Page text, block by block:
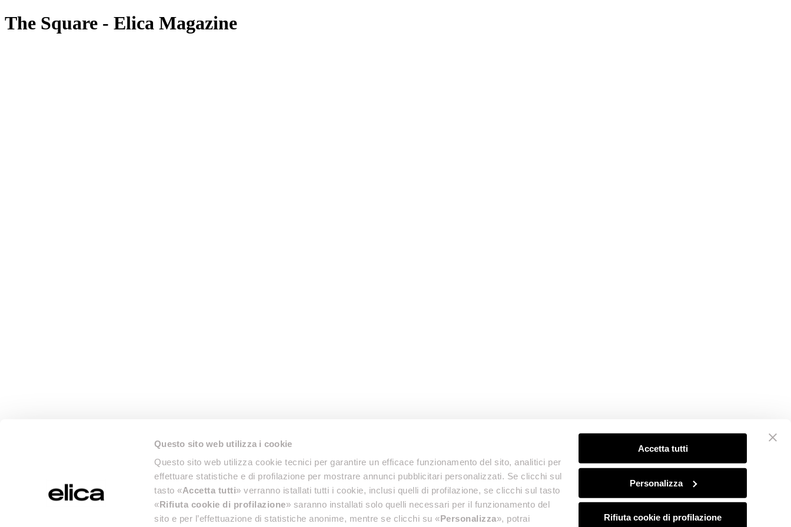
Questo sito web utilizza i cookie
Questo sito web utilizza cookie tecnici per garantire un efficace funzionamento del sito, analitici per
effettuare statistiche e di profilazione per mostrare annunci pubblicitari personalizzati. Se clicchi sul
tasto «Accetta tutti» verranno istallati tutti i cookie, inclusi quelli di profilazione, se clicchi sul tasto
«Rifiuta cookie di profilazione» saranno installati solo quelli necessari per il funzionamento del
sito e per l’effettuazione di statistiche anonime, mentre se clicchi su «Personalizza», potrai
Accetta tutti
Personalizza
Rifiuta cookie di profilazione
The Square - Elica Magazine